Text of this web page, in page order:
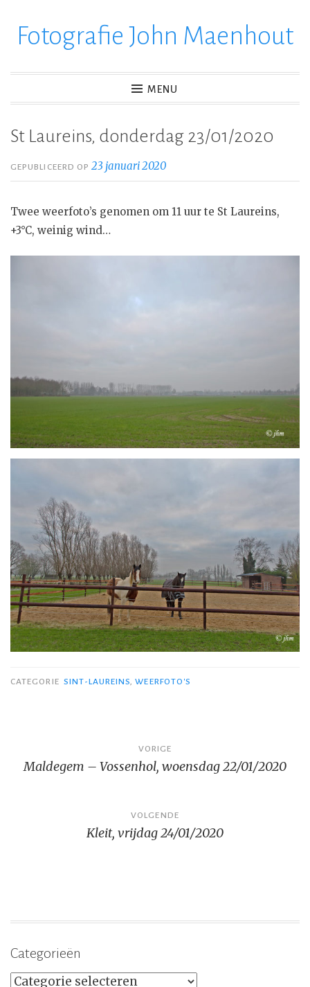
verderFotografie John Maenhout
MENU
St Laureins, donderdag 23/01/2020
GEPUBLICEERD OP23 januari 2020
Twee weerfoto’s genomen om 11 uur te St Laureins,
+3°C, weinig wind…
CATEGORIE SINT-LAUREINS,WEERFOTO'S
navigatie
VORIGE
Maldegem – Vossenhol, woensdag 22/01/2020
VOLGENDE
Kleit, vrijdag 24/01/2020
Categorieën
Categorieën